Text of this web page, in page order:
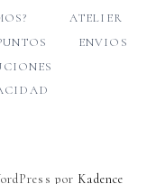
ATELIER
ENVIOS
por Kadence